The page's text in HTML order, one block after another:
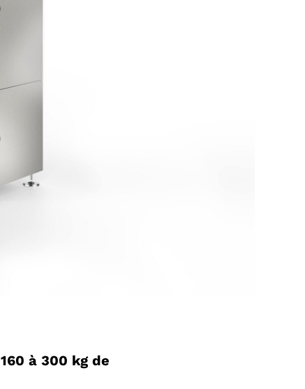
160 à 300 kg de